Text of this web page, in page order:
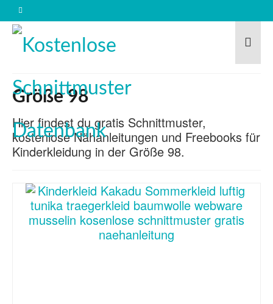
Größe 98
Hier findest du gratis Schnittmuster,
kostenlose Nähanleitungen und Freebooks für
Kinderkleidung in der Größe 98.